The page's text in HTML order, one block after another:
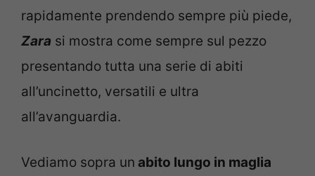
rapidamente prendendo sempre più piede,
Zara si mostra come sempre sul pezzo
presentando tutta una serie di abiti
all’uncinetto, versatili e ultra
all’avanguardia.
Vediamo sopra un abito lungo in maglia